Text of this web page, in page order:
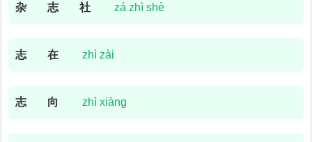
杂 志 社 zá zhì shè
志 在 zhì zài
志 向 zhì xiàng